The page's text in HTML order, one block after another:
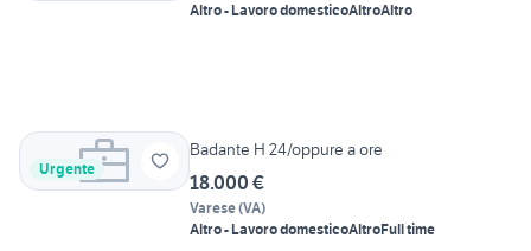
Altro - Lavoro domesticoAltroAltro
Urgente
Badante H 24/oppure a ore
18.000 €
Varese(VA)
Altro - Lavoro domesticoAltroFull time